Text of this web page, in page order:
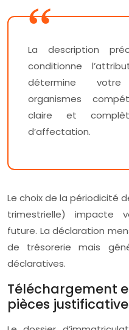
La description
conditionne
détermine
organismes
claire et
d’affectation.
Le choix de la périodicité
trimestrielle) impacte
future. La déclaration
de trésorerie mais
déclaratives.
Téléchargement
pièces